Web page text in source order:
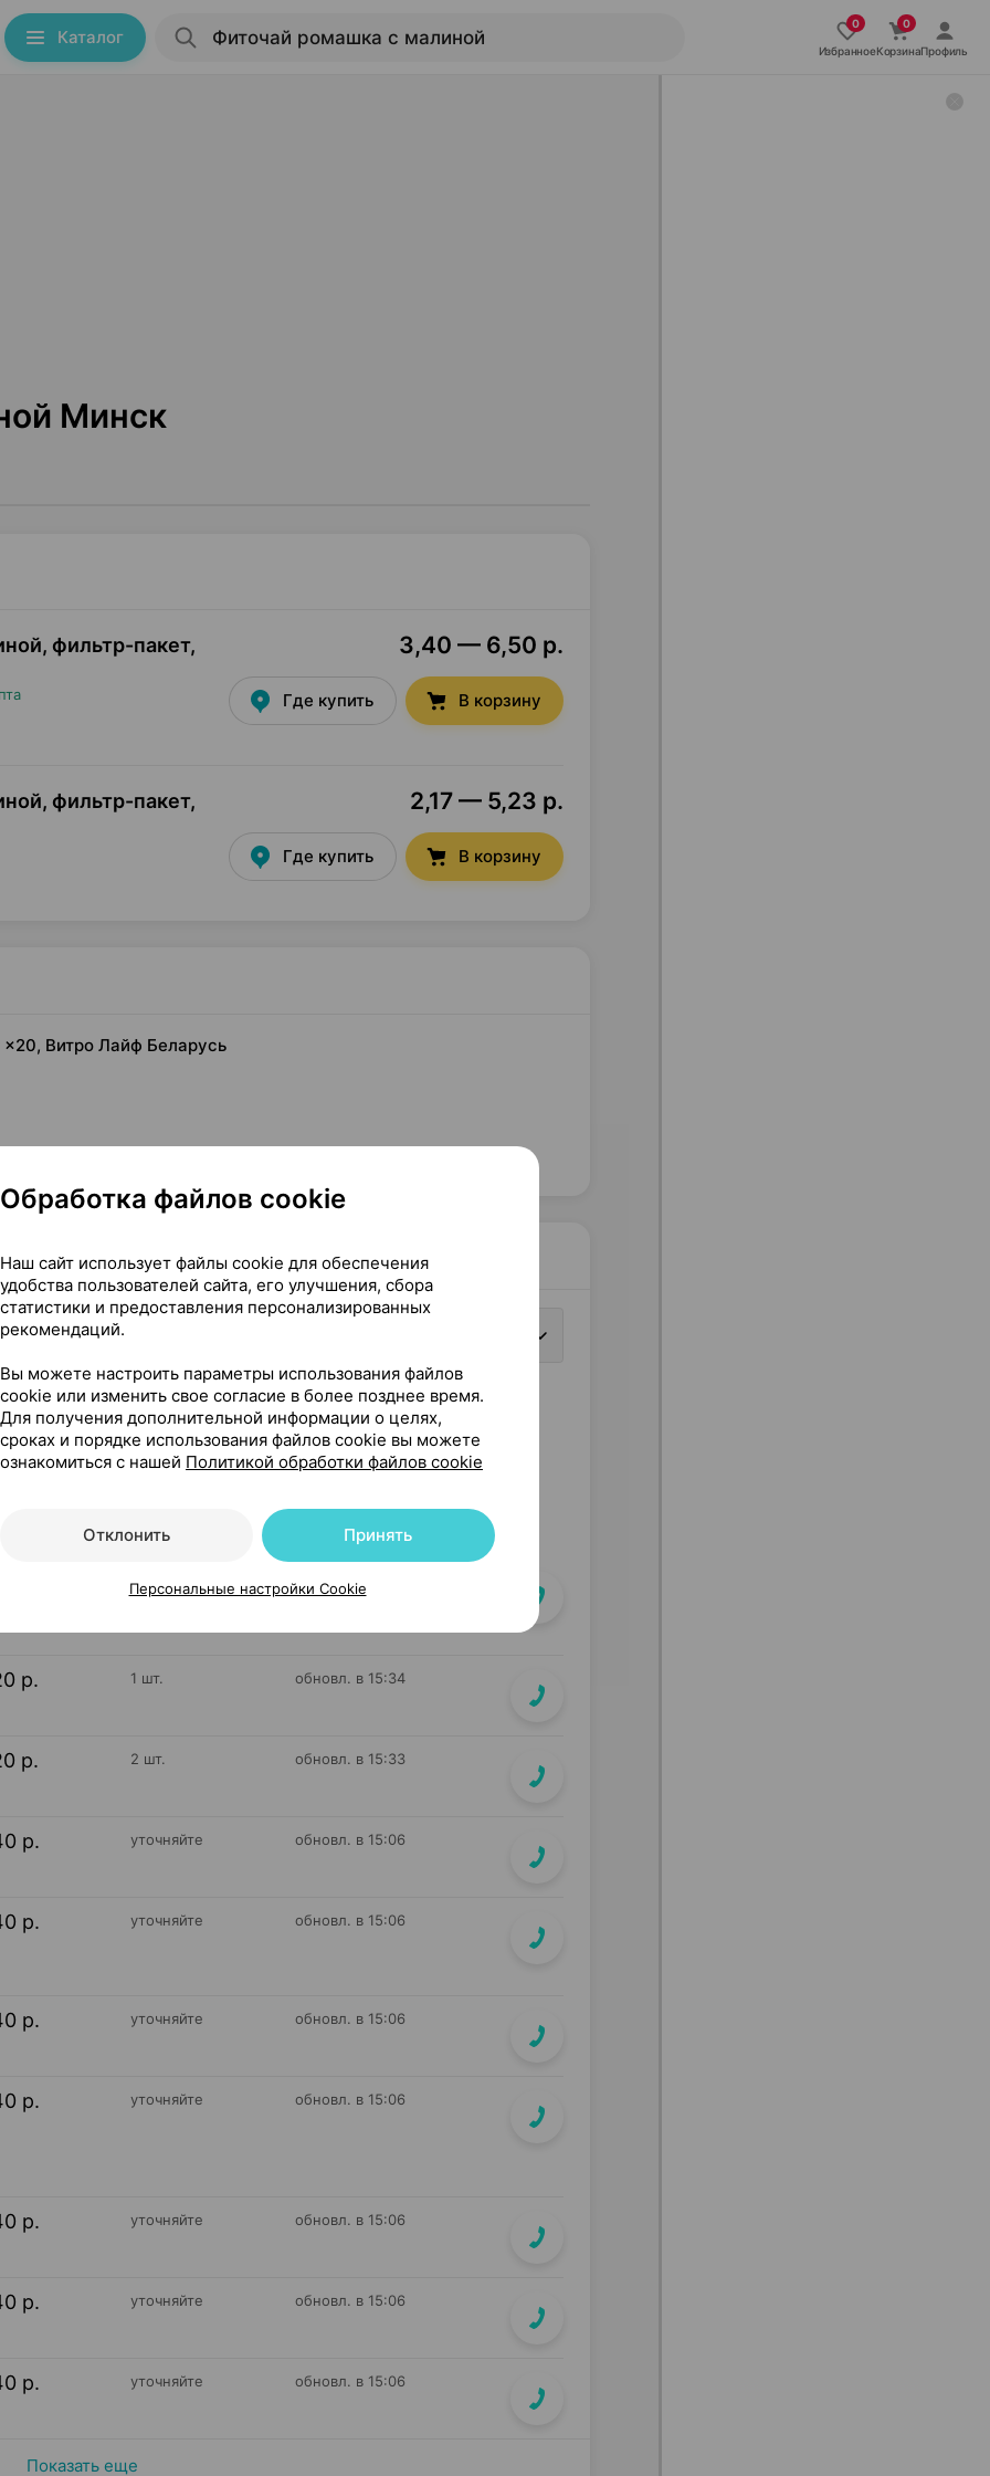
Каталог
ИзбранноеКорзинаПрофиль
Минск
фильтр-пакет,
3,40 — 6,50 р.
Где купить В корзину
фильтр-пакет,
2,17 — 5,23 р.
Где купить В корзину
Витро Лайф Беларусь
г ×20, Витро Лайф Беларусь
На карте
199
1 шт. обновл. в 14:56
р. 1 шт. обновл. в 15:34
р. 2 шт. обновл. в 15:33
р. уточняйте обновл. в 15:06
р. уточняйте обновл. в 15:06
р. уточняйте обновл. в 15:06
р. уточняйте обновл. в 15:06
р. уточняйте обновл. в 15:06
р. уточняйте обновл. в 15:06
р. уточняйте обновл. в 15:06
Показать еще
Обработка файлов cookie
Наш сайт использует файлы cookie для обеспечения
удобства пользователей сайта, его улучшения, сбора
статистики и предоставления персонализированных
рекомендаций.
Вы можете настроить параметры использования файлов
cookie или изменить свое согласие в более позднее время.
Для получения дополнительной информации о целях,
сроках и порядке использования файлов cookie вы можете
ознакомиться с нашей Политикой обработки файлов cookie
Отклонить Принять
Персональные настройки Cookie